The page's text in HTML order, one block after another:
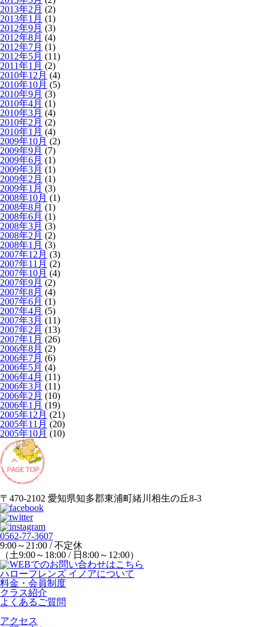
2013年2月 (2)
2013年1月 (1)
2012年9月 (3)
2012年8月 (4)
2012年7月 (1)
2012年5月 (11)
2011年1月 (2)
2010年12月 (4)
2010年10月 (5)
2010年9月 (3)
2010年4月 (1)
2010年3月 (4)
2010年2月 (2)
2010年1月 (4)
2009年10月 (2)
2009年9月 (7)
2009年6月 (1)
2009年3月 (1)
2009年2月 (1)
2009年1月 (3)
2008年10月 (1)
2008年8月 (1)
2008年6月 (1)
2008年3月 (3)
2008年2月 (2)
2008年1月 (3)
2007年12月 (3)
2007年11月 (2)
2007年10月 (4)
2007年9月 (2)
2007年8月 (4)
2007年6月 (1)
2007年4月 (5)
2007年3月 (11)
2007年2月 (13)
2007年1月 (26)
2006年8月 (2)
2006年7月 (6)
2006年5月 (4)
2006年4月 (11)
2006年3月 (11)
2006年2月 (10)
2006年1月 (19)
2005年12月 (21)
2005年11月 (20)
2005年10月 (10)
〒470-2102 愛知県知多郡東浦町緒川相生の丘8-3
0562-77-3607
9:00～21:00 / 不定休
（土9:00～18:00 / 日8:00～12:00）
ハローフレンズ イノアについて
料金・会員制度
クラス紹介
よくあるご質問
アクセス